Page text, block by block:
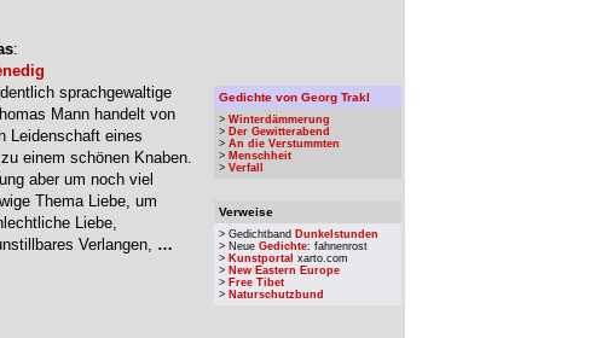
:
sprachgewaltige
Mann handelt von
Leidenschaft eines
einem schönen Knaben.
aber um noch viel
Thema Liebe, um
Liebe,
Verlangen, …
Gedichte von Georg Trakl
> Winterdämmerung
> Der Gewitterabend
> An die Verstummten
> Menschheit
> Verfall
Verweise
> Gedichtband Dunkelstunden
> Neue Gedichte: fahnenrost
> Kunstportal xarto.com
> New Eastern Europe
> Free Tibet
> Naturschutzbund